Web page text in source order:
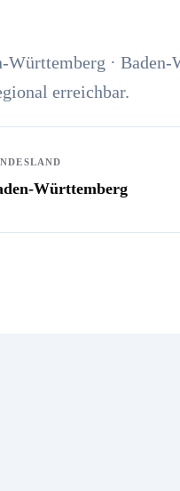
Württemberg ·
erreichbar.
Württemberg